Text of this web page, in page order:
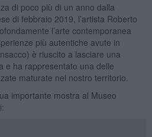
di poco più di un anno dalla
di febbraio 2019, l’artista Roberto
l’arte contemporanea
più autentiche avute in
è riuscito a lasciare una
e ha rappresentato una delle
maturate nel nostro territorio.
importante mostra al Museo